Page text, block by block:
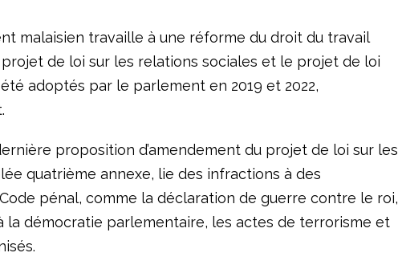
malaisien travaille à une réforme du droit du travail
projet de loi sur les relations sociales et le projet de loi
adoptés par le parlement en 2019 et 2022,
proposition d’amendement du projet de loi sur les
quatrième annexe, lie des infractions à des
pénal, comme la déclaration de guerre contre le roi,
la démocratie parlementaire, les actes de terrorisme et